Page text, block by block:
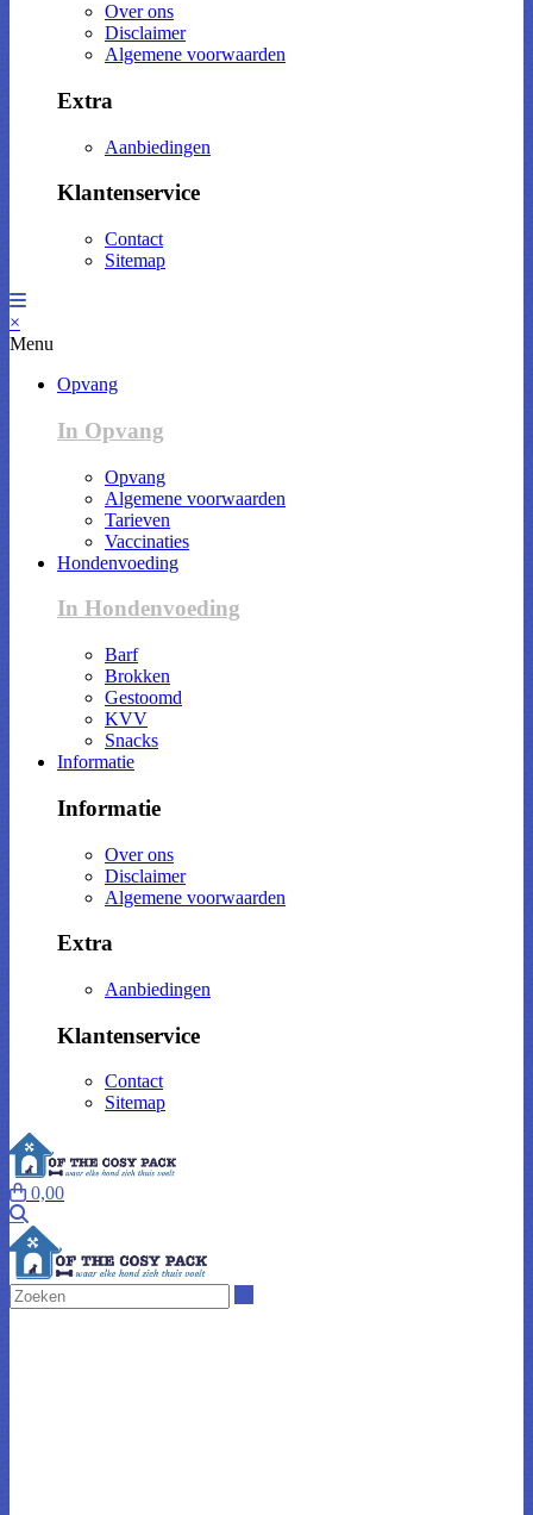
Over ons
Disclaimer
Algemene voorwaarden
Extra
Aanbiedingen
Klantenservice
Contact
Sitemap
×
Menu
Opvang
In Opvang
Opvang
Algemene voorwaarden
Tarieven
Vaccinaties
Hondenvoeding
In Hondenvoeding
Barf
Brokken
Gestoomd
KVV
Snacks
Informatie
Informatie
Over ons
Disclaimer
Algemene voorwaarden
Extra
Aanbiedingen
Klantenservice
Contact
Sitemap
0,00